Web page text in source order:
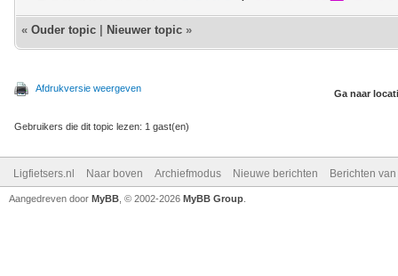
« Ouder topic Nieuwer topic »
Afdrukversie weergeven Ga naar
Gebruikers die dit topic lezen: 1 gast(en)
Ligfietsers.nl Naar boven Archiefmodus Nieuwe berichten Berichten
Aangedreven door MyBB , © 2002-2026 MyBB Group